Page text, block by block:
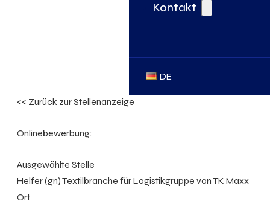
Kontakt
DE
<< Zurück zur Stellenanzeige
Onlinebewerbung:
Ausgewählte Stelle
Helfer (gn) Textilbranche für Logistikgruppe von TK Maxx
Ort